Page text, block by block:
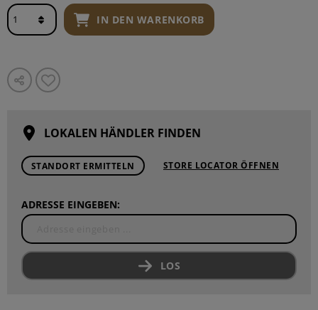
IN DEN WARENKORB
LOKALEN HÄNDLER FINDEN
STANDORT ERMITTELN STORE LOCATOR ÖFFNEN
ADRESSE EINGEBEN:
LOS